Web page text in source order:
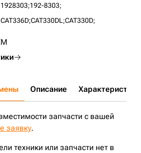
1928303;192-8303;
CAT336D;CAT330DL;CAT330D;
Описание Характеристики
запчасти с вашей
заявку.
техники или запчасти нет в